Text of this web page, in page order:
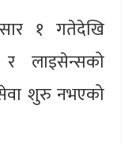
१ गतेदेखि
लाइसेन्सको
शुरु नभएको